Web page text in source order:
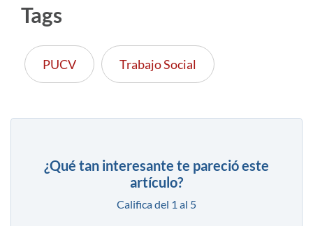
Tags
PUCV Trabajo Social
¿Qué tan interesante te pareció este
artículo?
Califica del 1 al 5